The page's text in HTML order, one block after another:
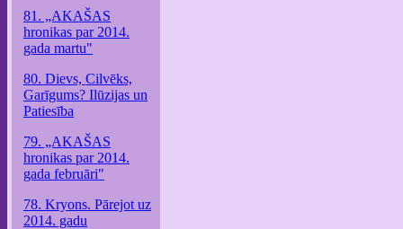
81. „AKAŠAS
hronikas par 2014.
gada martu"
80. Dievs, Cilvēks,
Garīgums? Ilūzijas un
Patiesība
79. „AKAŠAS
hronikas par 2014.
gada februāri"
78. Kryons. Pārejot uz
2014. gadu